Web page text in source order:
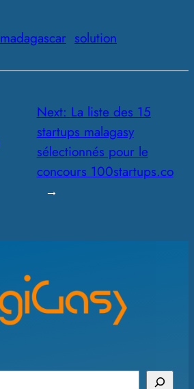
madagascar solution
Next: La liste des 15
startups malagasy
sélectionnés pour le
concours 100startups.co
→